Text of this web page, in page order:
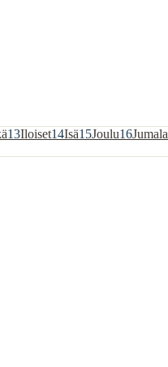
13Iloiset14Isä15Joulu16Jumala